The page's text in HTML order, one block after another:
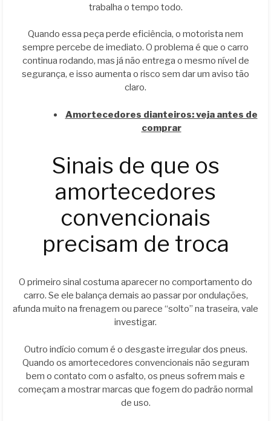
trabalha o tempo todo.
Quando essa peça perde eficiência, o motorista nem
sempre percebe de imediato. O problema é que o carro
continua rodando, mas já não entrega o mesmo nível de
segurança, e isso aumenta o risco sem dar um aviso tão
claro.
Amortecedores dianteiros: veja antes de
comprar
Sinais de que os
amortecedores
convencionais
precisam de troca
O primeiro sinal costuma aparecer no comportamento do
carro. Se ele balança demais ao passar por ondulações,
afunda muito na frenagem ou parece “solto” na traseira, vale
investigar.
Outro indício comum é o desgaste irregular dos pneus.
Quando os amortecedores convencionais não seguram
bem o contato com o asfalto, os pneus sofrem mais e
começam a mostrar marcas que fogem do padrão normal
de uso.